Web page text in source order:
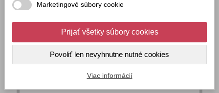
Marketingové súbory cookie
Prijať všetky súbory cookies
Povoliť len nevyhnutne nutné cookies
Viac informácií